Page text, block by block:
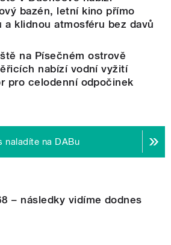
bazén, letní kino přímo
a klidnou atmosféru bez davů
na Písečném ostrově
nabízí vodní vyžití
pro celodenní odpočinek
naladíte na DABu
– následky vidíme dodnes